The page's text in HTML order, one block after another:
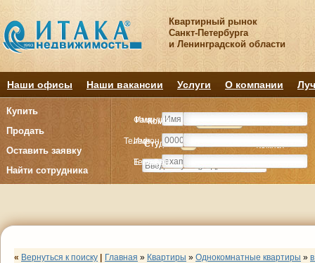
Квартирный рынок
Санкт-Петербурга
и Ленинградской области
Наши офисы Наши вакансии Услуги О компании
Купить
Продать
Оставить заявку
Найти сотрудника
Комнату
Студия Комнат
Комнату
Студия Комнат
Имя
Телефон
E-mail
Фамилия
Имя
Телефон
« Вернуться к поиску Главная » Квартиры » Однокомнатные квартиры »